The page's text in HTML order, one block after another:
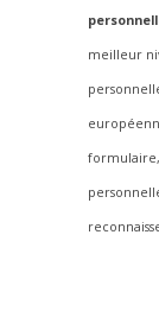
meilleur
formulaire,